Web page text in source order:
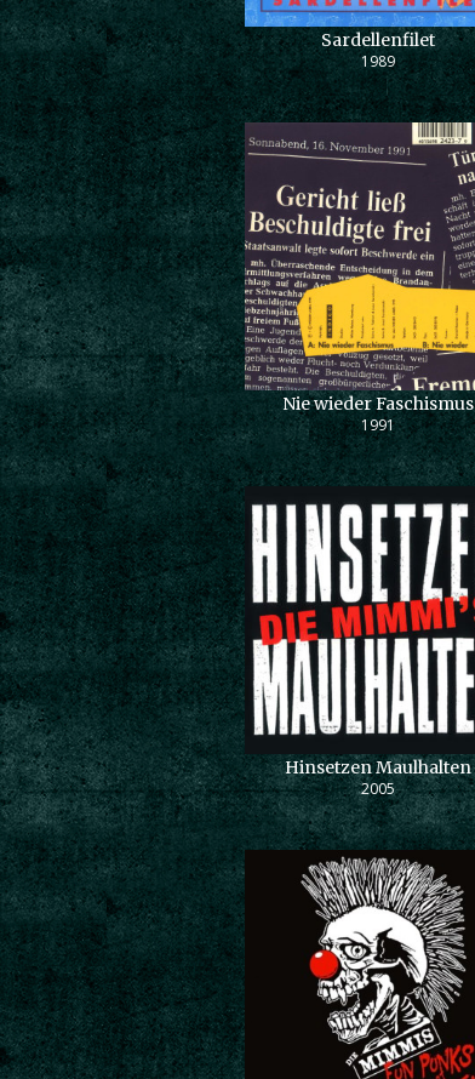
Sardellenfilet
1989
Nie wieder Faschismus
1991
Hinsetzen Maulhalten
2005